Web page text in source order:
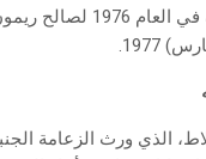
الذي عارض انتخابه في
1977.
الذي ورث الزعامة